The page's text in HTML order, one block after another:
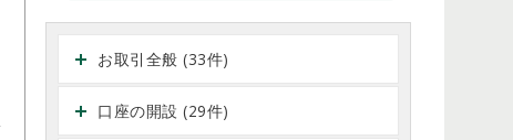
お取引全般 (33件)
口座の開設 (29件)